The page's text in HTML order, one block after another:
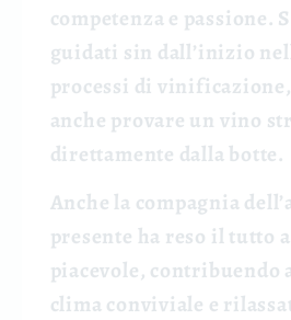
competenza e passione.
guidati sin dall’inizio
processi di
anche provare un vino
direttamente dalla botte.
Anche la compagnia
presente ha reso il tutto
piacevole, contribuendo
clima conviviale e